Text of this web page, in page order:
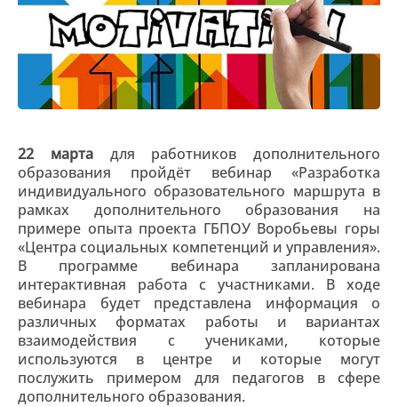
22 мартадля работников дополнительного
образования пройдёт вебинар «Разработка
индивидуального образовательного маршрута в
рамках дополнительного образования на
примере опыта проекта ГБПОУ Воробьевы горы
«Центра социальных компетенций и управления».
В программе вебинара запланирована
интерактивная работа с участниками. В ходе
вебинара будет представлена информация о
различных форматах работы и вариантах
взаимодействия с учениками, которые
используются в центре и которые могут
послужить примером для педагогов в сфере
дополнительного образования.